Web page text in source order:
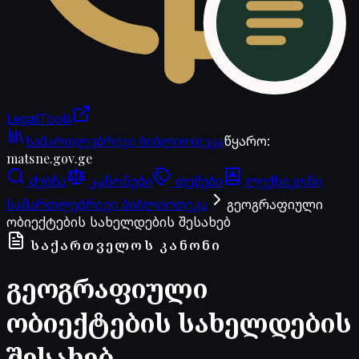
LegalTools
ანგარიში იტვირთება
სამართლებრივი ბიბლიოთეკაწყარო:
matsne.gov.ge
ძებნა კანონები თემები
ლექსიკონი
სამართლებრივი ბიბლიოთეკა
გეოგრაფიული
ობიექტების სახელდების შესახებ
ᲡᲐᲥᲐᲠᲗᲕᲔᲚᲝᲡ ᲙᲐᲜᲝᲜᲘ
გეოგრაფიული
ობიექტების სახელდების